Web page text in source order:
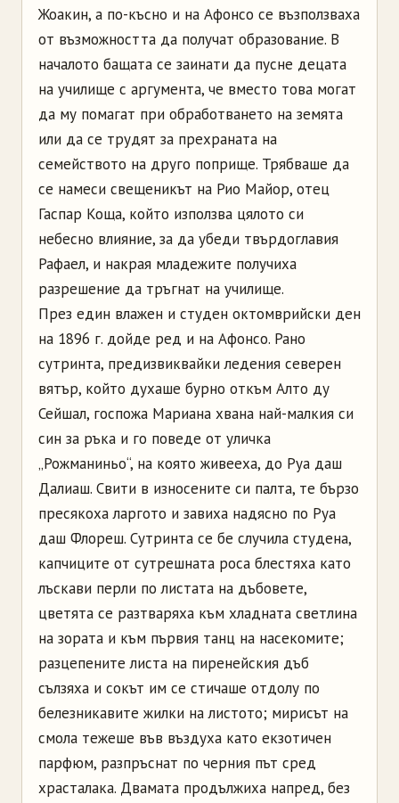
Жоакин, а по-късно и на Афонсо се възползваха
от възможността да получат образование. В
началото бащата се заинати да пусне децата
на училище с аргумента, че вместо това могат
да му помагат при обработването на земята
или да се трудят за прехраната на
семейството на друго поприще. Трябваше да
се намеси свещеникът на Рио Майор, отец
Гаспар Коща, който използва цялото си
небесно влияние, за да убеди твърдоглавия
Рафаел, и накрая младежите получиха
разрешение да тръгнат на училище.
През един влажен и студен октомврийски ден
на 1896 г. дойде ред и на Афонсо. Рано
сутринта, предизвиквайки ледения северен
вятър, който духаше бурно откъм Алто ду
Сейшал, госпожа Мариана хвана най-малкия си
син за ръка и го поведе от уличка
„Рожманиньо“, на която живееха, до Руа даш
Далиаш. Свити в износените си палта, те бързо
пресякохаларгото и завиха надясно по Руа
даш Флореш. Сутринта се бе случила студена,
капчиците от сутрешната роса блестяха като
лъскави перли по листата на дъбовете,
цветята се разтваряха към хладната светлина
на зората и към първия танц на насекомите;
разцепените листа на пиренейския дъб
сълзяха и сокът им се стичаше отдолу по
белезникавите жилки на листото; мирисът на
смола тежеше във въздуха като екзотичен
парфюм, разпръснат по черния път сред
храсталака. Двамата продължиха напред, без